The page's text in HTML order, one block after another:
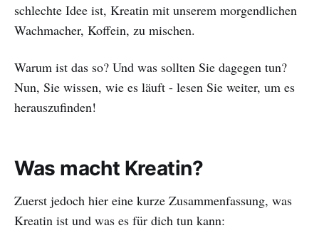
schlechte Idee ist, Kreatin mit unserem morgendlichen
Wachmacher, Koffein, zu mischen.
Warum ist das so? Und was sollten Sie dagegen tun?
Nun, Sie wissen, wie es läuft - lesen Sie weiter, um es
herauszufinden!
Was macht Kreatin?
Zuerst jedoch hier eine kurze Zusammenfassung, was
Kreatin ist und was es für dich tun kann: